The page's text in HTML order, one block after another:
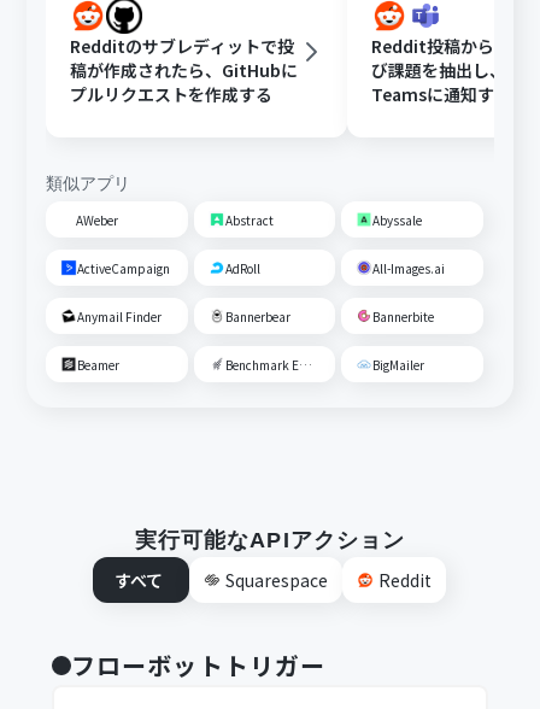
Redditのサブレディットで投
稿が作成されたら、GitHubに
プルリクエストを作成する
Reddit投稿から顧客
び課題を抽出し、
Teamsに通知する
類似アプリ
AWeber Abstract Abyssale
ActiveCampaign AdRoll All-Images.ai
Anymail Finder Bannerbear Bannerbite
Beamer Benchmark Email BigMailer
実行可能なAPIアクション
すべて
Squarespace Reddit
フローボットトリガー